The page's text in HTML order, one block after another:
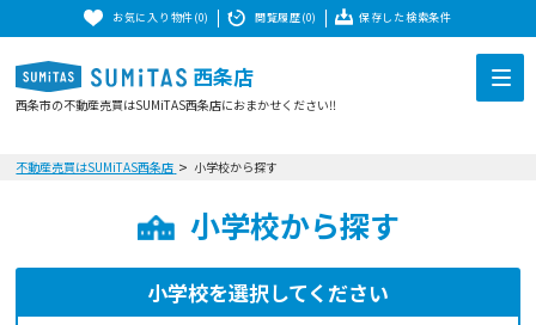
お気に入り物件(0) 閲覧履歴(0) 保存した検索条件
西条店
西条市の不動産売買はSUMiTAS西条店におまかせください‼
不動産売買はSUMiTAS西条店 小学校から探す
小学校から探す
小学校を選択してください